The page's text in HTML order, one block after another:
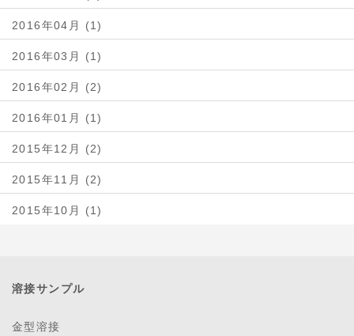
2016年04月 (1)
2016年03月 (1)
2016年02月 (2)
2016年01月 (1)
2015年12月 (2)
2015年11月 (2)
2015年10月 (1)
溶接サンプル
金型溶接